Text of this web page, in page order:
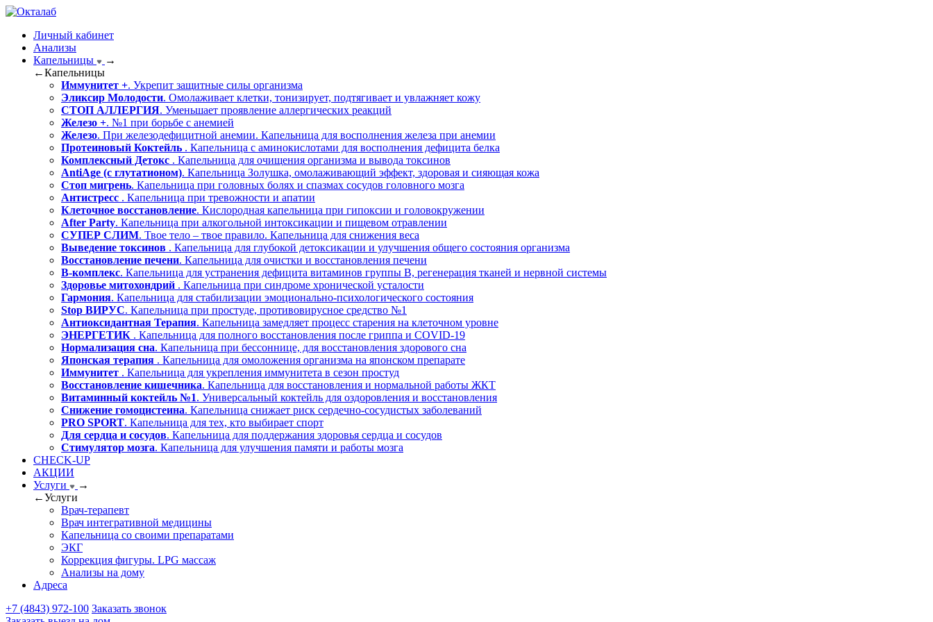
Личный кабинет
Анализы
Капельницы
→
←Капельницы
Иммунитет +. Укрепит защитные силы организма
Эликсир Молодости. Омолаживает клетки, тонизирует, подтягивает и увлажняет кожу
СТОП АЛЛЕРГИЯ. Уменьшает проявление аллергических реакций
Железо +. №1 при борьбе с анемией
Железо. При железодефицитной анемии. Капельница для восполнения железа при анемии
Протеиновый Коктейль . Капельница с аминокислотами для восполнения дефицита белка
Комплексный Детокс . Капельница для очищения организма и вывода токсинов
AntiAge (с глутатионом). Капельница Золушка, омолаживающий эффект, здоровая и сияющая кожа
Стоп мигрень. Капельница при головных болях и спазмах сосудов головного мозга
Антистресс . Капельница при тревожности и апатии
Клеточное восстановление. Кислородная капельница при гипоксии и головокружении
After Party. Капельница при алкогольной интоксикации и пищевом отравлении
СУПЕР СЛИМ. Твое тело – твое правило. Капельница для снижения веса
Выведение токсинов . Капельница для глубокой детоксикации и улучшения общего состояния организма
Восстановление печени. Капельница для очистки и восстановления печени
В-комплекс. Капельница для устранения дефицита витаминов группы В, регенерация тканей и нервной системы
Здоровье митохондрий . Капельница при синдроме хронической усталости
Гармония. Капельница для стабилизации эмоционально-психологического состояния
Stop ВИРУС. Капельница при простуде, противовирусное средство №1
Антиоксидантная Терапия. Капельница замедляет процесс старения на клеточном уровне
ЭНЕРГЕТИК . Капельница для полного восстановления после гриппа и COVID-19
Нормализация сна. Капельница при бессоннице, для восстановления здорового сна
Японская терапия . Капельница для омоложения организма на японском препарате
Иммунитет . Капельница для укрепления иммунитета в сезон простуд
Восстановление кишечника. Капельница для восстановления и нормальной работы ЖКТ
Витаминный коктейль №1. Универсальный коктейль для оздоровления и восстановления
Снижение гомоцистеина. Капельница снижает риск сердечно-сосудистых заболеваний
PRO SPORT. Капельница для тех, кто выбирает спорт
Для сердца и сосудов. Капельница для поддержания здоровья сердца и сосудов
Стимулятор мозга. Капельница для улучшения памяти и работы мозга
CHECK-UP
АКЦИИ
Услуги
→
←Услуги
Врач-терапевт
Врач интегративной медицины
Капельница со своими препаратами
ЭКГ
Коррекция фигуры. LPG массаж
Анализы на дому
Адреса
+7 (4843) 972-100 Заказать звонок